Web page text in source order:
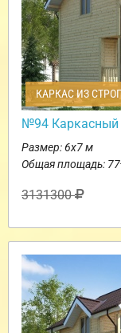
КАРКАС ИЗ
№94 Каркасный
Размер: 6х7 м
Общая площадь: 77
3131300